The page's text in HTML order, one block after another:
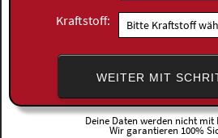
Kraftstoff:
WEITER MIT
Deine Daten werden nicht mit
Wir garantieren 100%